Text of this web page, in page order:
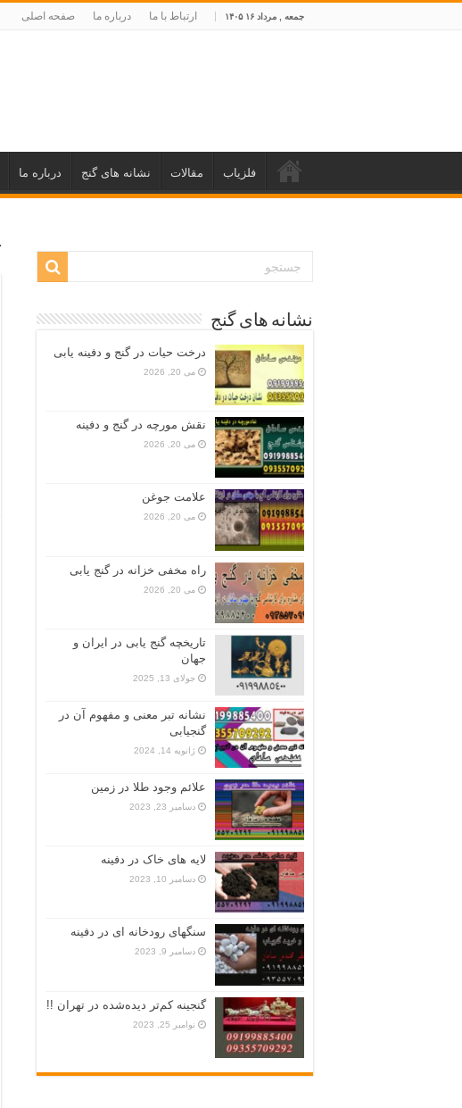
جمعه , مرداد ۱۶ ۱۴۰۵ ارتباط با ما درباره ما صفحه اصلی
فلزیاب مقالات نشانه های گنج درباره ما
نشانه های گنج
درخت حیات در گنج و دفینه یابی
می 20, 2026
نقش مورچه در گنج و دفینه
می 20, 2026
علامت جوغن
می 20, 2026
راه مخفی خزانه در گنج یابی
می 20, 2026
تاریخچه گنج‌ یابی در ایران و
جهان
جولای 13, 2025
نشانه تبر معنی و مفهوم آن در
گنجیابی
ژانویه 14, 2024
علائم وجود طلا در زمین
دسامبر 23, 2023
لایه های خاک در دفینه
دسامبر 10, 2023
سنگهای رودخانه ای در دفینه
دسامبر 9, 2023
گنجینه کم‌تر دیده‌شده در تهران !!
نوامبر 25, 2023